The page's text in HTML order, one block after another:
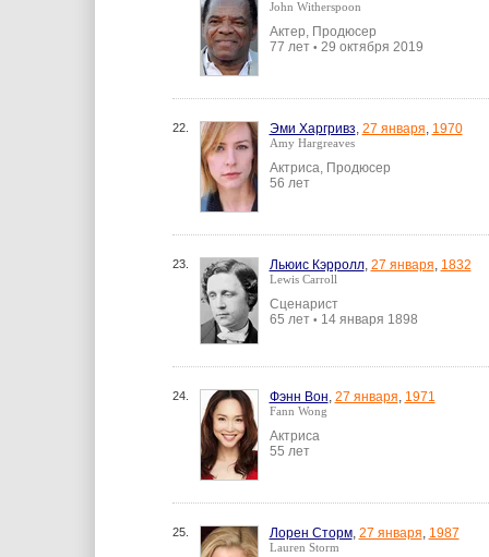
John Witherspoon
Актер, Продюсер
77 лет • 29 октября 2019
22. Эми Харгривз, 27 января, 1970
Amy Hargreaves
Актриса, Продюсер
56 лет
23. Льюис Кэрролл, 27 января, 1832
Lewis Carroll
Сценарист
65 лет • 14 января 1898
24. Фэнн Вон, 27 января, 1971
Fann Wong
Актриса
55 лет
25. Лорен Сторм, 27 января, 1987
Lauren Storm